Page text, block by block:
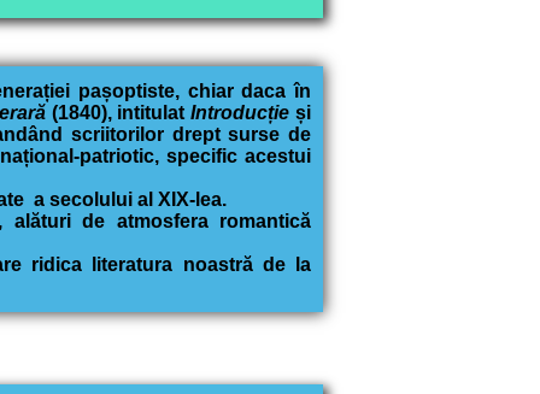
pașoptiste, chiar daca în
(1840), intitulatIntroducție și
scriitorilor drept surse de
patriotic, specific acestui
a secolului al XIX-lea.
alături de atmosfera romantică
ridica literatura noastră de la